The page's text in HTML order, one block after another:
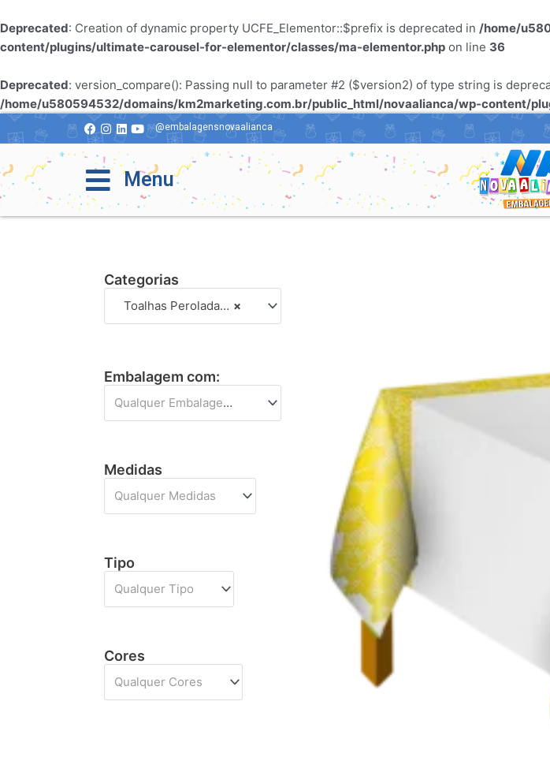
Deprecated: Creation of dynamic property UCFE_Elementor::$prefix is deprecated in /home/
content/plugins/ultimate-carousel-for-elementor/classes/ma-elementor.php on line 36
Deprecated: version_compare(): Passing null to parameter #2 ($version2) of type string is
/home/u580594532/domains/km2marketing.com.br/public_html/novaalianca/wp-content/
@embalagensnovaalianca
Menu
Categorias
×
Toalhas Peroladas Borda Decorada
Embalagem com:
Qualquer Embalagem com
Medidas
Qualquer Medidas
Tipo
Qualquer Tipo
Cores
Qualquer Cores